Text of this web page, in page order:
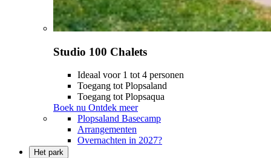
Studio 100 Chalets
Ideaal voor 1 tot 4 personen
Toegang tot Plopsaland
Toegang tot Plopsaqua
Boek nu Ontdek meer
Plopsaland Basecamp
Arrangementen
Overnachten in 2027?
Het park